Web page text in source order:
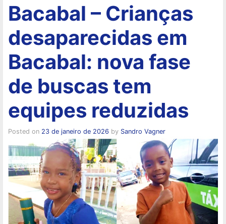
Bacabal – Crianças
desaparecidas em
Bacabal: nova fase
de buscas tem
equipes reduzidas
Posted on 23 de janeiro de 2026 by Sandro Vagner